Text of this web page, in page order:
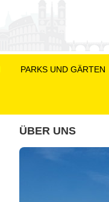
PARKS UND GÄRTEN
ÜBER UNS